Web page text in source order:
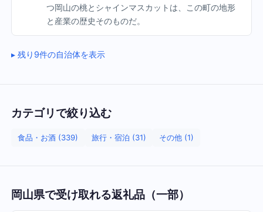
つ岡山の桃とシャインマスカットは、この町の地形
と産業の歴史そのものだ。
残り9件の自治体を表示
カテゴリで絞り込む
食品・お酒 (339) 旅行・宿泊 (31) その他 (1)
岡山県で受け取れる返礼品（一部）